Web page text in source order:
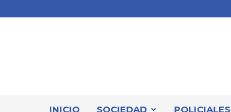
INICIO SOCIEDAD POLICIALES